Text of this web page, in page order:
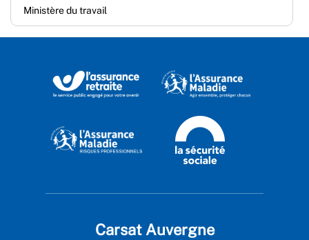
Ministère du travail
Carsat Auvergne